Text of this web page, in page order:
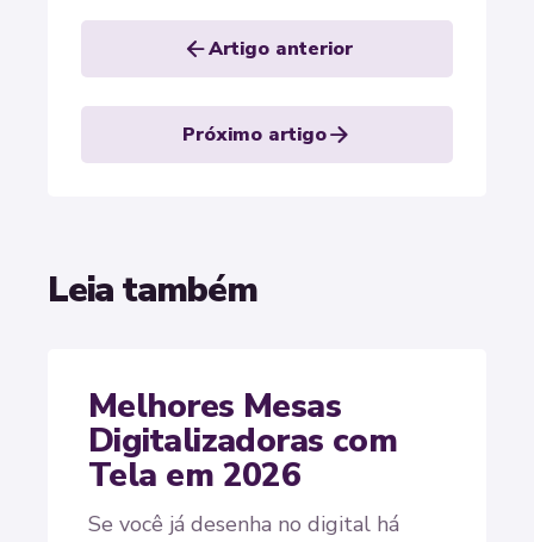
arrow_backArtigo anterior
Próximo artigoarrow_forward
Leia também
Melhores Mesas
Digitalizadoras com
Tela em 2026
Se você já desenha no digital há